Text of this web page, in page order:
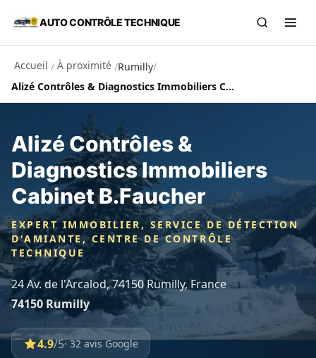
Aller au contenu principal
AUTO CONTRÔLE TECHNIQUE
Accueil / À proximité /Rumilly/
Alizé Contrôles & Diagnostics Immobiliers Cabinet B.Faucher
Alizé Contrôles &
Diagnostics Immobiliers
Cabinet B.Faucher
EXPERT IMMOBILIER, SERVICE DE DÉTECTION
D'AMIANTE, CENTRE DE CONTRÔLE
TECHNIQUE
24 Av. de l'Arcalod, 74150 Rumilly, France
74150 Rumilly
4.9/5· 32 avis Google